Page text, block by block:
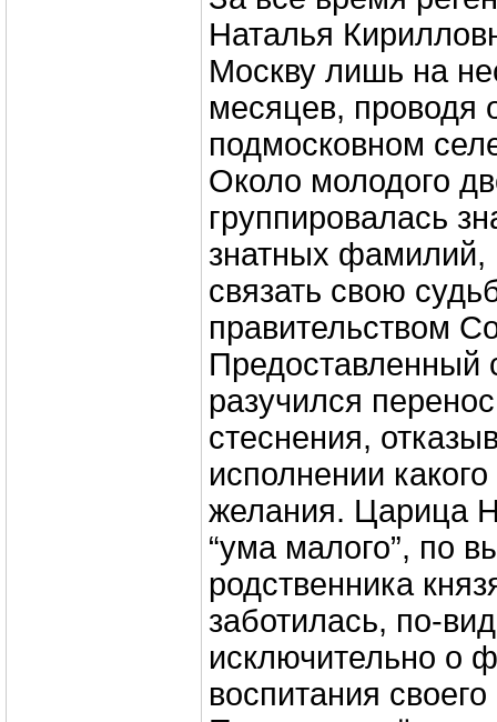
Наталья
Москву лишь на
месяцев, проводя
подмосковном
Около молодого
группировалась
знатных
связать свою
правительством
Предоставленный
разучился
стеснения,
исполнении
желания. Царица
“ума малого”, по
родственника
заботилась, по-
исключительно о
воспитания